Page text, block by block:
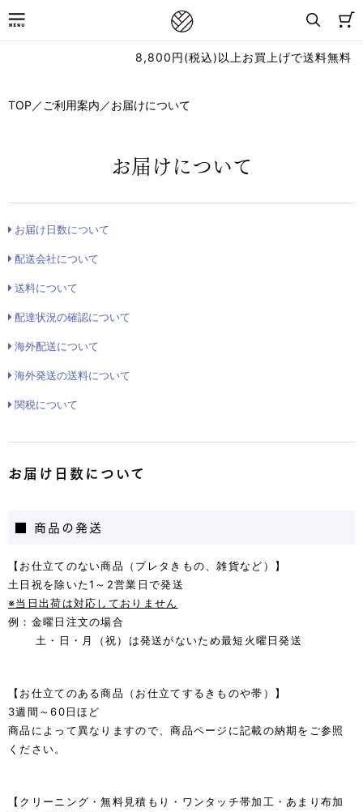
8,800円(税込)以上お買上げで送料無料
TOP ／ ご利用案内 ／お届けについて
お届けについて
お届け日数について
配送会社について
送料について
配達状況の確認について
海外配送について
海外発送の送料について
関税について
お届け日数について
■ 商品の発送
【お仕立てのない商品（プレタきもの、雑貨など）】
土日祝を除いた1～2営業日で発送
※当日出荷は対応しておりません
例：金曜日注文の場合
土・日・月（祝）は発送がないため最短火曜日発送
【お仕立てのある商品（お仕立てするきものや帯）】
3週間～60日ほど
商品によって異なりますので、商品ページに記載の納期をご参照
ください。
【クリーニング・無料見積もり・ワンタッチ帯加工・あまり布加